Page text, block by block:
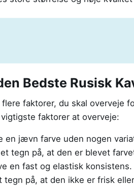
Bedste Rusisk
faktorer, du skal overveje
faktorer at overveje:
en jævn farve uden nogen
tegn på, at den er blevet
en fast og elastisk
på, at den ikke er frisk